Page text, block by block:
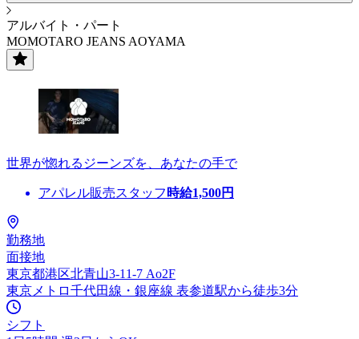
アルバイト・パート
MOMOTARO JEANS AOYAMA
世界が惚れるジーンズを、あなたの手で
アパレル販売スタッフ 時給1,500円
勤務地
面接地
東京都港区北青山3-11-7 Ao2F
東京メトロ千代田線・銀座線 表参道駅から徒歩3分
シフト